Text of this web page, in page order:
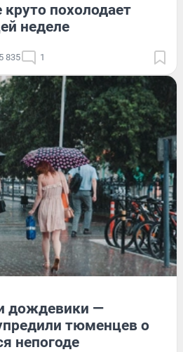
похолодает
неделе
5 835 1
дождевики —
тюменцев о
непогоде